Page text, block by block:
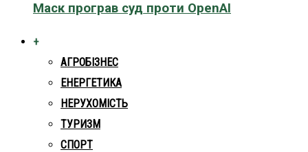
Маск програв суд проти OpenAI
+
АГРОБІЗНЕС
ЕНЕРГЕТИКА
НЕРУХОМІСТЬ
ТУРИЗМ
СПОРТ